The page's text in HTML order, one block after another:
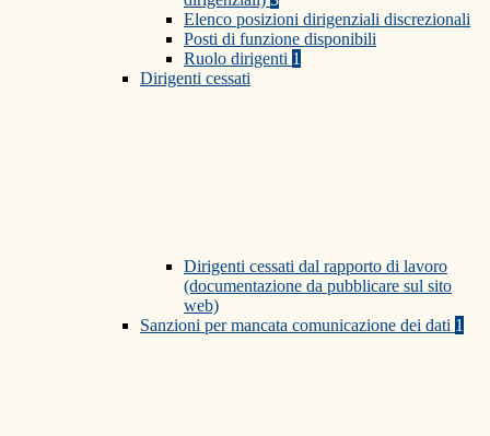
Elenco posizioni dirigenziali discrezionali
Posti di funzione disponibili
Ruolo dirigenti 1
Dirigenti cessati
Dirigenti cessati dal rapporto di lavoro
(documentazione da pubblicare sul sito
web)
Sanzioni per mancata comunicazione dei dati 1